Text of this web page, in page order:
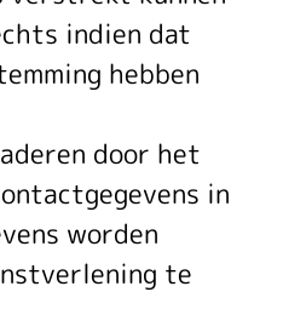
indien dat
hebben
door het
in
worden
te